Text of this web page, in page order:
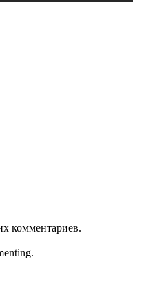
комментариев.